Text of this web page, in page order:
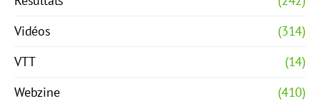
Vidéos
(314)
VTT
(14)
Webzine
(410)